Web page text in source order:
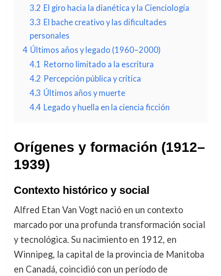
3.2 El giro hacia la dianética y la Cienciología
3.3 El bache creativo y las dificultades
personales
4 Últimos años y legado (1960–2000)
4.1 Retorno limitado a la escritura
4.2 Percepción pública y crítica
4.3 Últimos años y muerte
4.4 Legado y huella en la ciencia ficción
Orígenes y formación (1912–
1939)
Contexto histórico y social
Alfred Etan Van Vogt nació en un contexto
marcado por una profunda transformación social
y tecnológica. Su nacimiento en 1912, en
Winnipeg, la capital de la provincia de Manitoba
en Canadá, coincidió con un período de